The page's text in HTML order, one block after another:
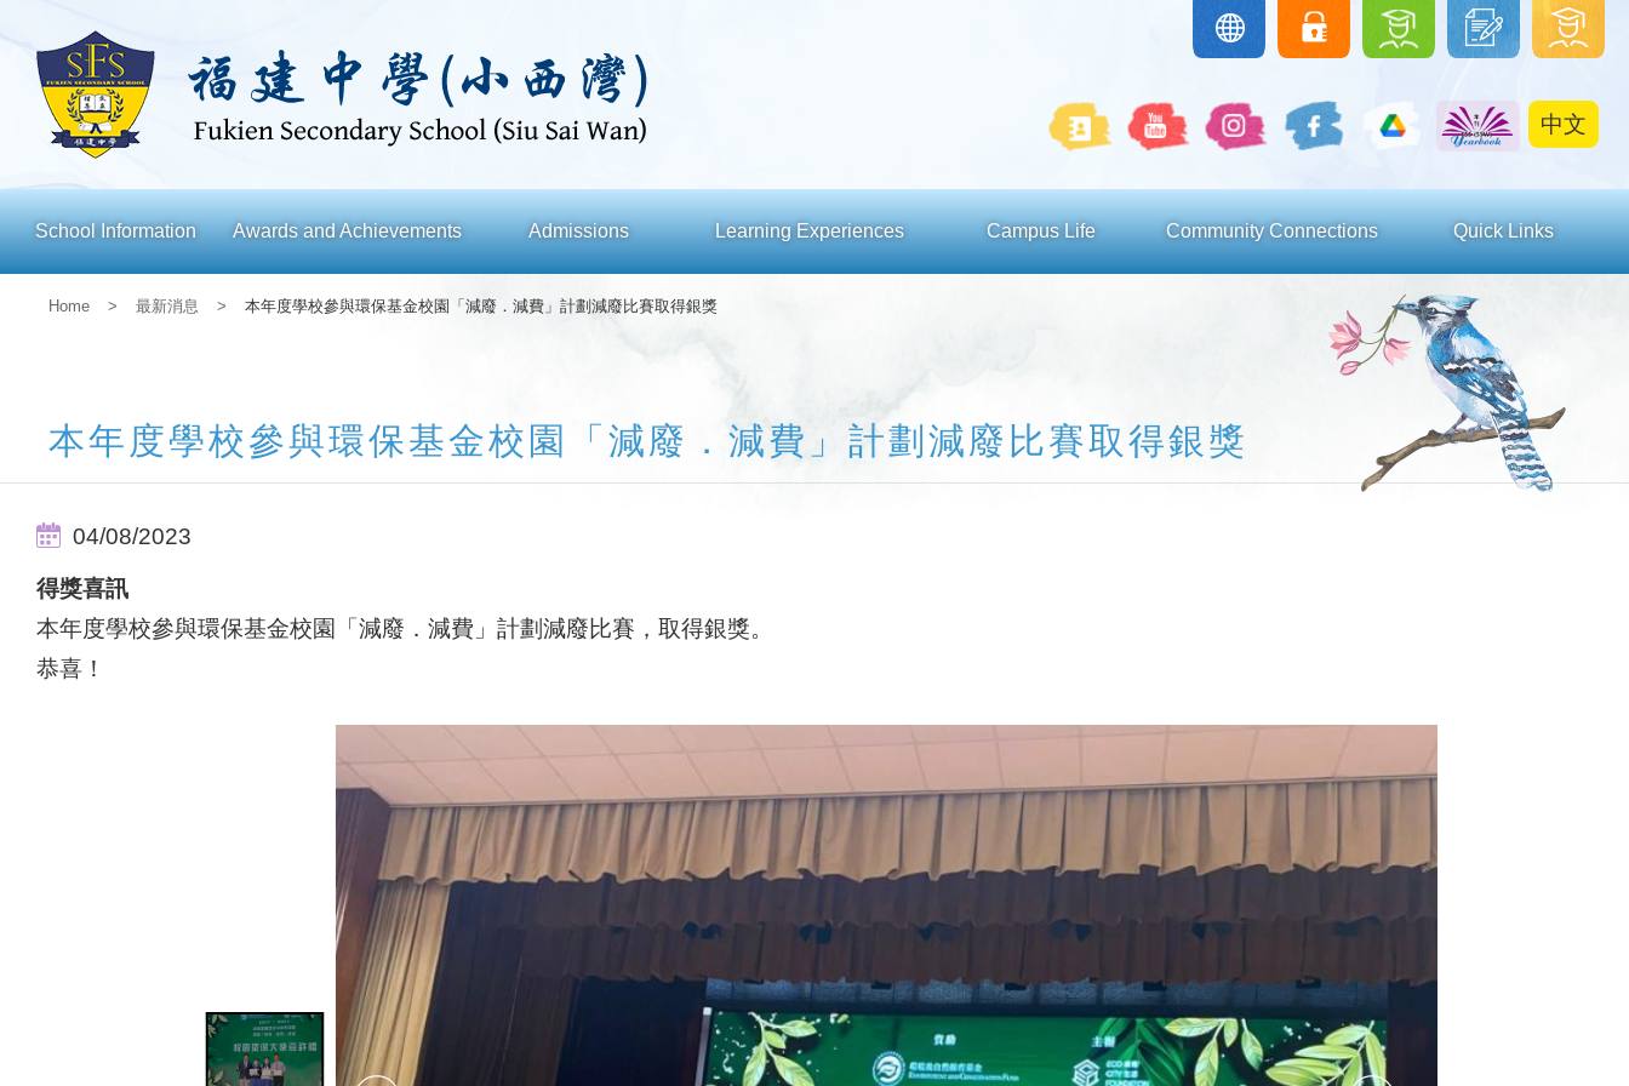
學
生
區
下
載
圖
書
eClass
Google
Classroom
中文
School Information Awards and Achievements Admissions Learning Experiences Campus Life Community Connections Quick Links
Home > 最新消息 > 本年度學校參與環保基金校園「減廢．減費」計劃減廢比賽取得銀獎
本年度學校參與環保基金校園「減廢．減費」計劃減廢比賽取得銀獎
04/08/2023
得獎喜訊
本年度學校參與環保基金校園「減廢．減費」計劃減廢比賽 ，取得銀獎。
恭喜！